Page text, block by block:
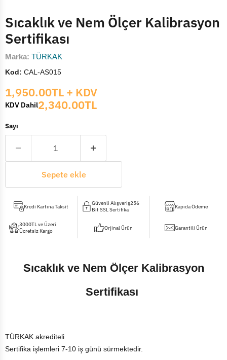
Sıcaklık ve Nem Ölçer Kalibrasyon
Sertifikası
Marka: TÜRKAK
Kod: CAL-AS015
Mevcut fiyat
1,950.00TL + KDV
KDV Dahil2,340.00TL
Sayı
Sepete ekle
Kredi Kartına Taksit
Güvenli Alışveriş256
Bit SSL Sertifika
Kapıda Ödeme
3000TL ve Üzeri
Ücretsiz Kargo
Orjinal Ürün Garantili Ürün
Sıcaklık ve Nem Ölçer Kalibrasyon
Sertifikası
TÜRKAK akrediteli
Sertifika işlemleri 7-10 iş günü sürmektedir.